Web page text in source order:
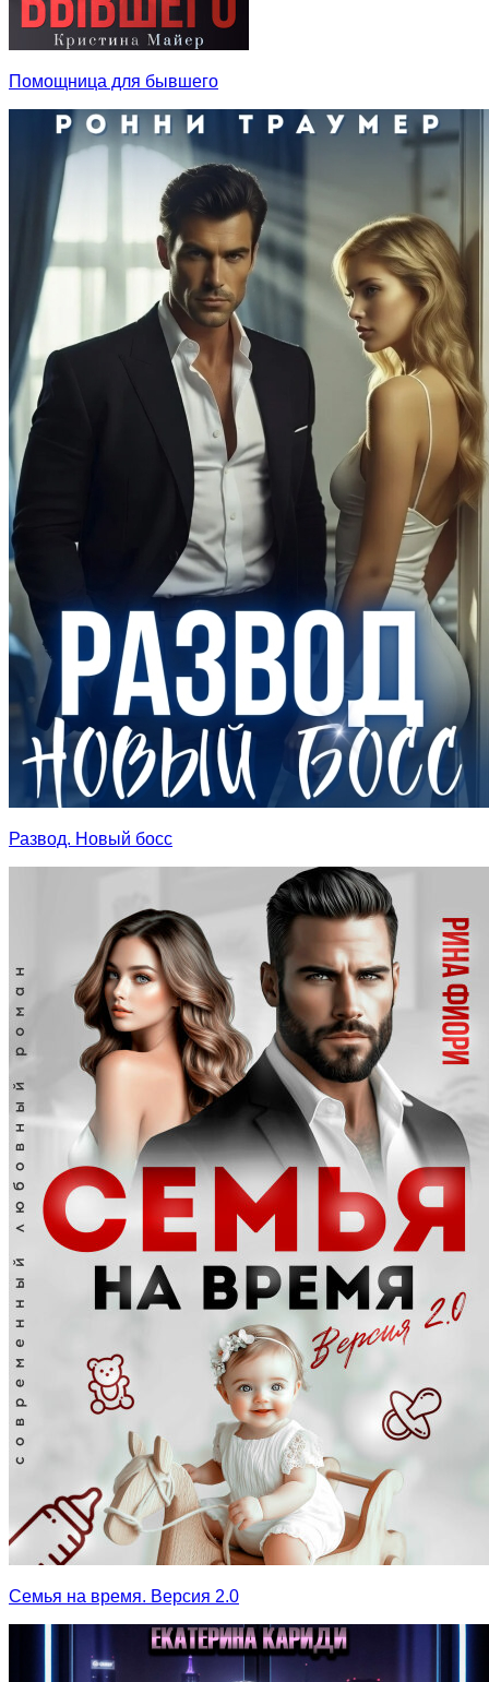
Помощница для бывшего
Развод. Новый босс
Семья на время. Версия 2.0